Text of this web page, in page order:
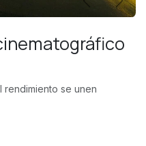
Anterior
se unen